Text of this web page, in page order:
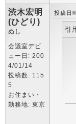
渋木宏明
(ひどり)
ぬし
会議室デビ
ュー日: 200
4/01/14
投稿数: 115
5
お住まい・
勤務地: 東京
投稿日
引